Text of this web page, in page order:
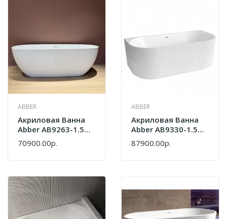
ABBER
Акриловая Ванна
Abber AB9263-1.5
Белая
70900.00р.
ABBER
Акриловая Ванна
Abber AB9330-1.5
Белая
87900.00р.